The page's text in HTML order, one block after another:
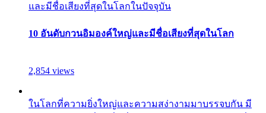
และมีชื่อเสียงที่สุดในโลกในปัจจุบัน
10 อันดับกวนอิมองค์ใหญ่และมีชื่อเสียงที่สุดในโลก
2,854 views
ในโลกที่ความยิ่งใหญ่และความสง่างามมาบรรจบกัน มี